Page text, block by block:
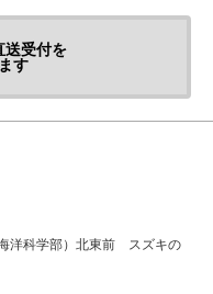
送受付を
す
洋科学部）北東前 スズキの